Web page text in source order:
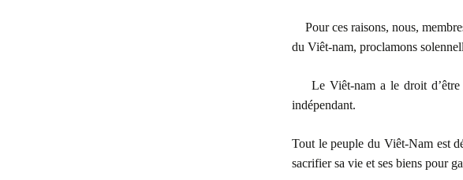
Pour ces raisons, nous,
du Viêt-nam, proclamons
Le Viêt-nam a le droit
indépendant.
Tout le peuple du Viêt-Nam est
sacrifier sa vie et ses biens pour